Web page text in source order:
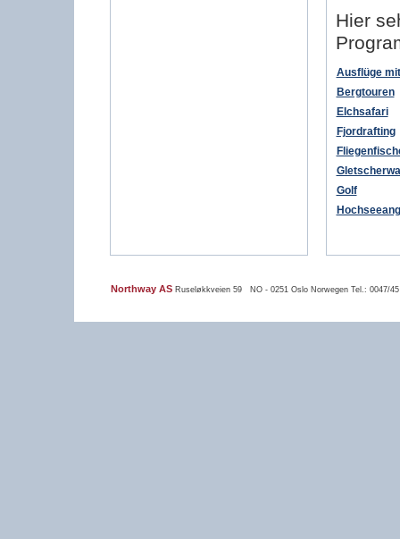
Hier
Ausflüge
Bergtouren
Elchsafari
Fjordrafting
Golf
Northway ASRuseløkkveien 59 NO - 0251 Oslo Norwegen Tel.: 0047/